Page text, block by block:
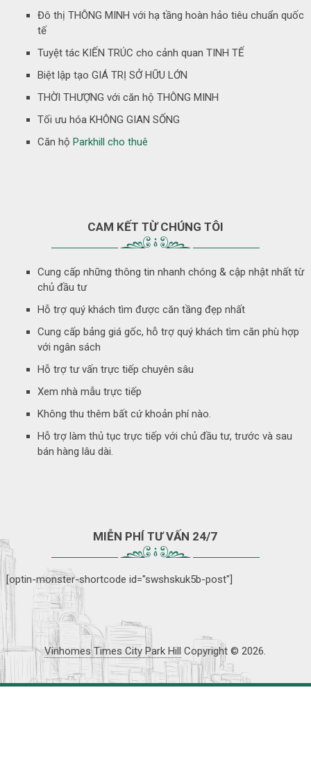
Đô thị THÔNG MINH với hạ tầng hoàn hảo tiêu chuẩn quốc
tế
Tuyệt tác KIẾN TRÚC cho cảnh quan TINH TẾ
Biệt lập tạo GIÁ TRỊ SỞ HỮU LỚN
THỜI THƯỢNG với căn hộ THÔNG MINH
Tối ưu hóa KHÔNG GIAN SỐNG
Căn hộParkhill cho thuê
CAM KẾT TỪ CHÚNG TÔI
Cung cấp những thông tin nhanh chóng & cập nhật nhất từ
chủ đầu tư
Hỗ trợ quý khách tìm được căn tầng đẹp nhất
Cung cấp bảng giá gốc, hỗ trợ quý khách tìm căn phù hợp
với ngân sách
Hỗ trợ tư vấn trực tiếp chuyên sâu
Xem nhà mẫu trực tiếp
Không thu thêm bất cứ khoản phí nào.
Hỗ trợ làm thủ tục trực tiếp với chủ đầu tư, trước và sau
bán hàng lâu dài.
MIỄN PHÍ TƯ VẤN 24/7
[optin-monster-shortcode id="swshskuk5b-post"]
Vinhomes Times City Park Hill Copyright © 2026.